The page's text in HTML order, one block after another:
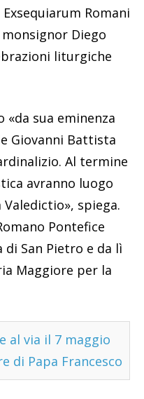
Romani
Diego
liturgiche
sua eminenza
Giovanni Battista
Al termine
avranno luogo
spiega.
Pontefice
San Pietro e da lì
Maggiore per la
al via il 7 maggio
di Papa Francesco